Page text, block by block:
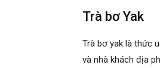
Trà bơ Yak
Trà bơ yak là thức
và nhà khách địa